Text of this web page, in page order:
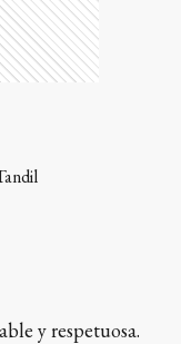
y respetuosa.